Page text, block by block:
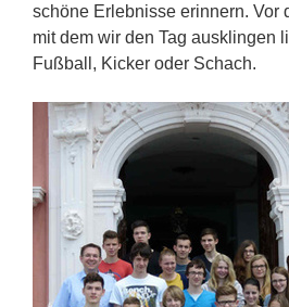
schöne Erlebnisse erinnern. Vor
mit dem wir den Tag ausklingen
Fußball, Kicker oder Schach.